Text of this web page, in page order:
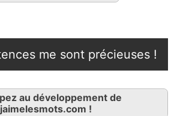
me sont précieuses !
au développement de
jaimelesmots.com !